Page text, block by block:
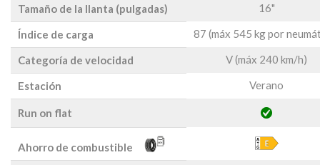
Tamaño de la llanta (pulgadas) 16"
Índice de carga 87 (máx 545 kg por
Categoría de velocidad V (máx 240 km/h)
Estación Verano
Run on flat
Ahorro de combustible